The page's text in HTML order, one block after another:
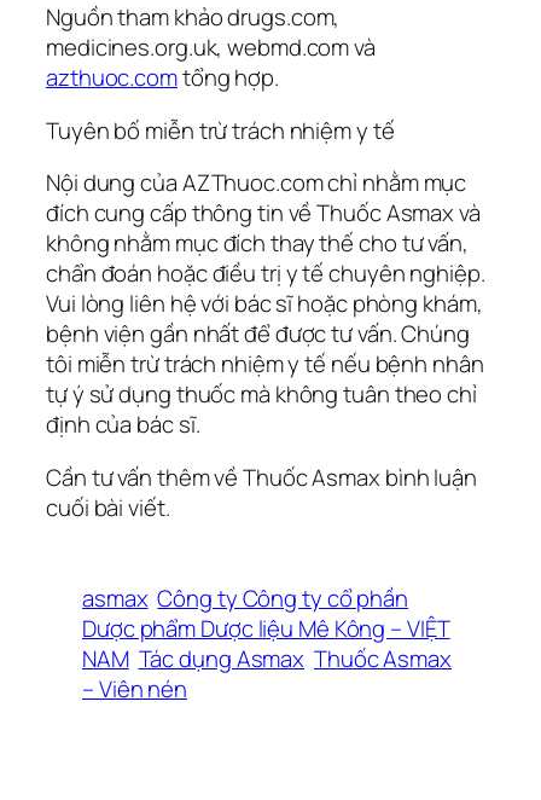
Nguồn tham khảo drugs.com,
medicines.org.uk, webmd.com và
azthuoc.comtổng hợp.
Tuyên bố miễn trừ trách nhiệm y tế
Nội dung của AZThuoc.com chỉ nhằm mục
đích cung cấp thông tin về Thuốc Asmax và
không nhằm mục đích thay thế cho tư vấn,
chẩn đoán hoặc điều trị y tế chuyên nghiệp.
Vui lòng liên hệ với bác sĩ hoặc phòng khám,
bệnh viện gần nhất để được tư vấn. Chúng
tôi miễn trừ trách nhiệm y tế nếu bệnh nhân
tự ý sử dụng thuốc mà không tuân theo chỉ
định của bác sĩ.
Cần tư vấn thêm về Thuốc Asmax bình luận
cuối bài viết.
asmax Công ty Công ty cổ phần
Dược phẩm Dược liệu Mê Kông – VIỆT
NAM Tác dụng Asmax Thuốc Asmax
– Viên nén